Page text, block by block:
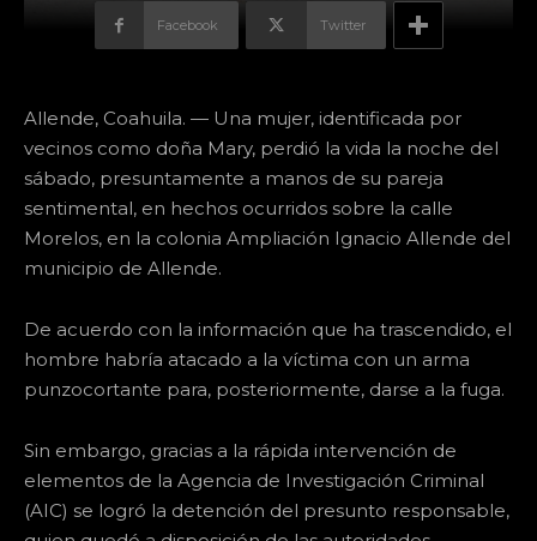
Facebook Twitter
Allende, Coahuila. — Una mujer, identificada por
vecinos como doña Mary, perdió la vida la noche del
sábado, presuntamente a manos de su pareja
sentimental, en hechos ocurridos sobre la calle
Morelos, en la colonia Ampliación Ignacio Allende del
municipio de Allende.
De acuerdo con la información que ha trascendido, el
hombre habría atacado a la víctima con un arma
punzocortante para, posteriormente, darse a la fuga.
Sin embargo, gracias a la rápida intervención de
elementos de la Agencia de Investigación Criminal
(AIC) se logró la detención del presunto responsable,